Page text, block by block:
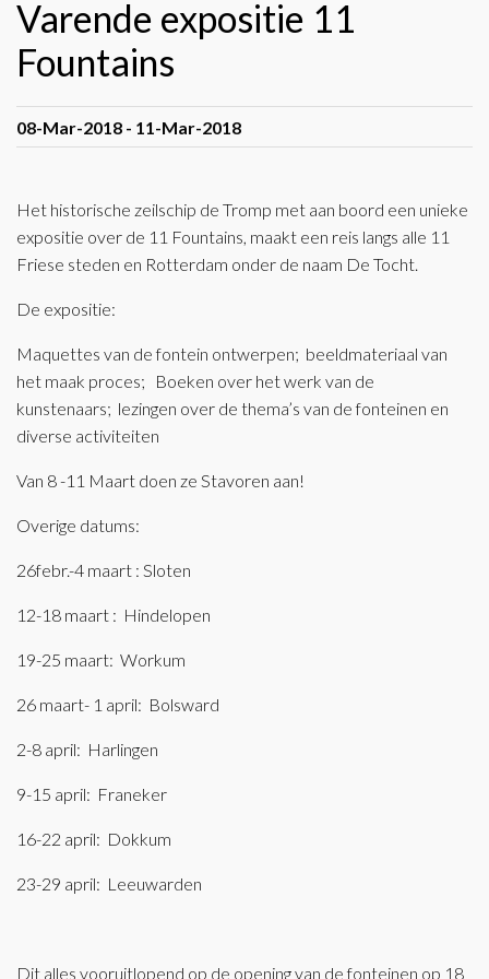
Varende expositie 11
Fountains
08-Mar-2018 - 11-Mar-2018
Het historische zeilschip de Tromp met aan boord een unieke
expositie over de 11 Fountains, maakt een reis langs alle 11
Friese steden en Rotterdam onder de naam De Tocht.
De expositie:
Maquettes van de fontein ontwerpen; beeldmateriaal van
het maak proces; Boeken over het werk van de
kunstenaars; lezingen over de thema’s van de fonteinen en
diverse activiteiten
Van 8 -11 Maart doen ze Stavoren aan!
Overige datums:
26febr.-4 maart : Sloten
12-18 maart : Hindelopen
19-25 maart: Workum
26 maart- 1 april: Bolsward
2-8 april: Harlingen
9-15 april: Franeker
16-22 april: Dokkum
23-29 april: Leeuwarden
Dit alles vooruitlopend op de opening van de fonteinen op 18